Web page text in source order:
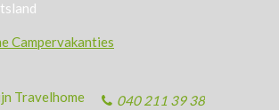
040 211 39 38
Travelhome